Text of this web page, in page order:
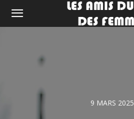
9 MARS 2025